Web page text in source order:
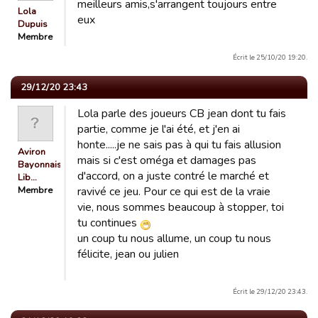
Lola
Dupuis
Membre
meilleurs amis,s'arrangent toujours entre
eux
Écrit le 25/10/20 19:20.
29/12/20 23:43
Aviron
Bayonnais
Lib…
Membre
Lola parle des joueurs CB jean dont tu fais
partie, comme je l'ai été, et j'en ai
honte.....je ne sais pas à qui tu fais allusion
mais si c'est oméga et damages pas
d'accord, on a juste contré le marché et
ravivé ce jeu. Pour ce qui est de la vraie
vie, nous sommes beaucoup à stopper, toi
tu continues
un coup tu nous allume, un coup tu nous
félicite, jean ou julien
Écrit le 29/12/20 23:43.